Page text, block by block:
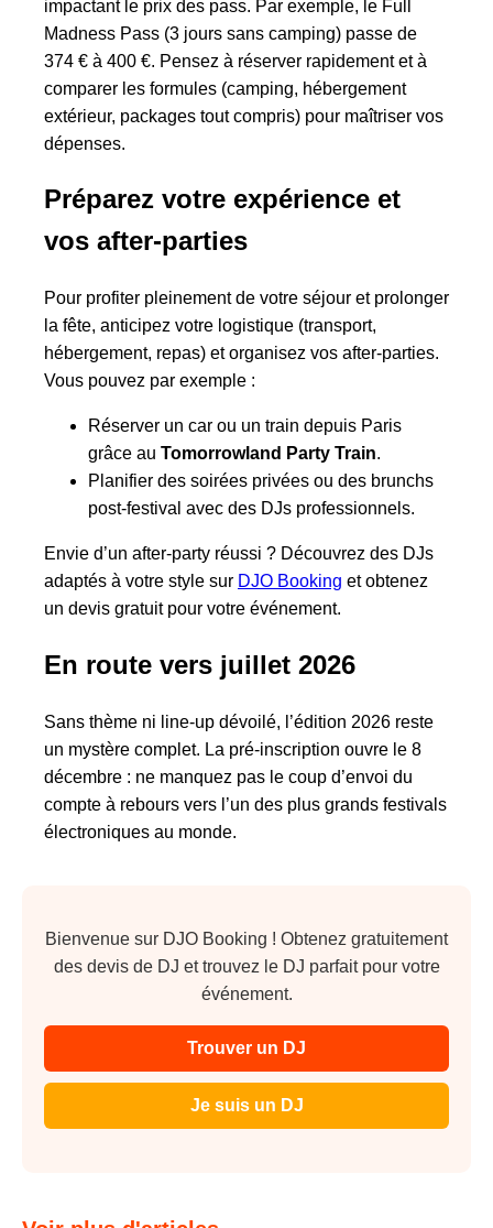
impactant le prix des pass. Par exemple, le Full
Madness Pass (3 jours sans camping) passe de
374 € à 400 €. Pensez à réserver rapidement et à
comparer les formules (camping, hébergement
extérieur, packages tout compris) pour maîtriser vos
dépenses.
Préparez votre expérience et
vos after-parties
Pour profiter pleinement de votre séjour et prolonger
la fête, anticipez votre logistique (transport,
hébergement, repas) et organisez vos after-parties.
Vous pouvez par exemple :
Réserver un car ou un train depuis Paris
grâce au Tomorrowland Party Train.
Planifier des soirées privées ou des brunchs
post-festival avec des DJs professionnels.
Envie d’un after-party réussi ? Découvrez des DJs
adaptés à votre style sur DJO Booking et obtenez
un devis gratuit pour votre événement.
En route vers juillet 2026
Sans thème ni line-up dévoilé, l’édition 2026 reste
un mystère complet. La pré-inscription ouvre le 8
décembre : ne manquez pas le coup d’envoi du
compte à rebours vers l’un des plus grands festivals
électroniques au monde.
Bienvenue sur DJO Booking ! Obtenez gratuitement
des devis de DJ et trouvez le DJ parfait pour votre
événement.
Trouver un DJ
Je suis un DJ